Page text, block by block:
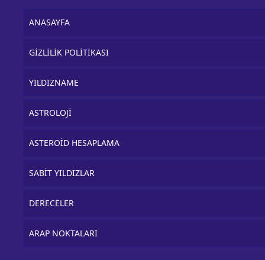
ANASAYFA
GİZLİLİK POLİTİKASI
YILDIZNAME
ASTROLOJİ
ASTEROİD HESAPLAMA
SABİT YILDIZLAR
DERECELER
ARAP NOKTALARI